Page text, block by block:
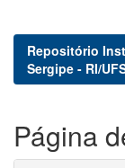
Repositório
Sergipe - RI/
Página